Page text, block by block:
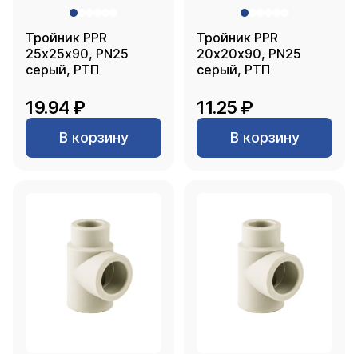
Тройник PPR
25х25х90, PN25
серый, РТП
19.94 ₽
В корзину
Тройник PPR
20х20х90, PN25
серый, РТП
11.25 ₽
В корзину